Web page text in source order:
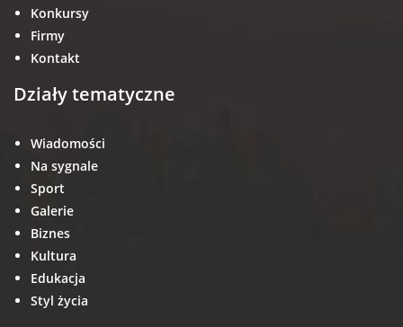
Konkursy
Firmy
Kontakt
Działy tematyczne
Wiadomości
Na sygnale
Sport
Galerie
Biznes
Kultura
Edukacja
Styl życia